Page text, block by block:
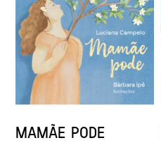
MAMÃE PODE